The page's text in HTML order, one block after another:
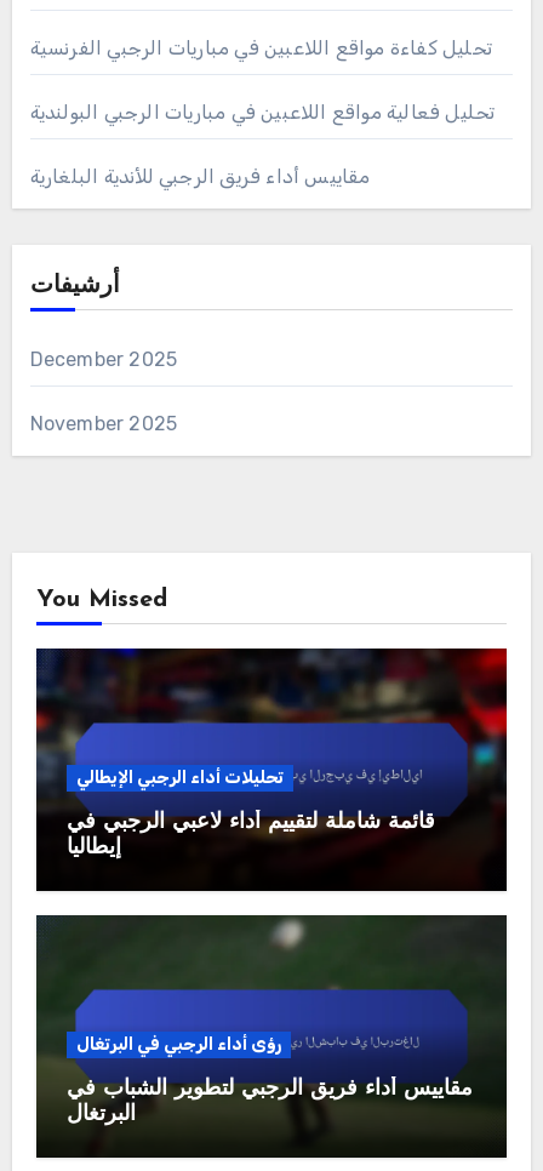
تحليل كفاءة مواقع اللاعبين في مباريات الرجبي الفرنسية
تحليل فعالية مواقع اللاعبين في مباريات الرجبي البولندية
مقاييس أداء فريق الرجبي للأندية البلغارية
أرشيفات
December 2025
November 2025
You Missed
تحليلات أداء الرجبي الإيطالي
قائمة شاملة لتقييم أداء لاعبي الرجبي في
إيطاليا
رؤى أداء الرجبي في البرتغال
مقاييس أداء فريق الرجبي لتطوير الشباب في
البرتغال